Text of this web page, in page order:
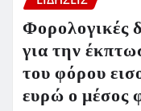
Φορολογικές
για την
του φόρου
ευρώ ο μέσος